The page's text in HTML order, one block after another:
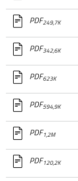
PDF249,7K
PDF342,6K
PDF623K
PDF594,9K
PDF1,2M
PDF120,2K